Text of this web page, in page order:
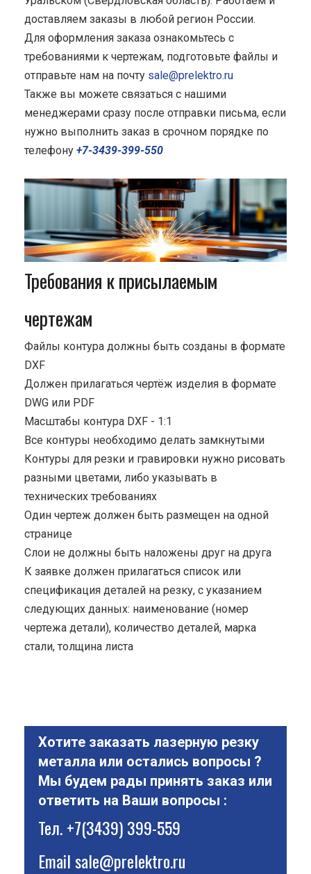
доставляем заказы в любой регион России.
Для оформления заказа ознакомьтесь с
требованиями к чертежам, подготовьте файлы и
отправьте нам на почту sale@prelektro.ru
Также вы можете связаться с нашими
менеджерами сразу после отправки письма, если
нужно выполнить заказ в срочном порядке по
телефону +7-3439-399-550
Требования к присылаемым
чертежам
Файлы контура должны быть созданы в формате
DXF
Должен прилагаться чертёж изделия в формате
DWG или PDF
Масштабы контура DXF - 1:1
Все контуры необходимо делать замкнутыми
Контуры для резки и гравировки нужно рисовать
разными цветами, либо указывать в
технических требованиях
Один чертеж должен быть размещен на одной
странице
Cлои не должны быть наложены друг на друга
К заявке должен прилагаться список или
спецификация деталей на резку, с указанием
следующих данных: наименование (номер
чертежа детали), количество деталей, марка
стали, толщина листа
Хотите заказать лазерную резку
металла или остались вопросы ?
Мы будем рады принять заказ или
ответить на Ваши вопросы :
Тел.+7(3439) 399-559
Emailsale@prelektro.ru